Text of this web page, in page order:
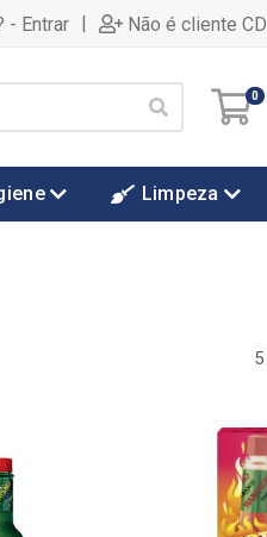
- Entrar | Não é cliente
0
Limpeza